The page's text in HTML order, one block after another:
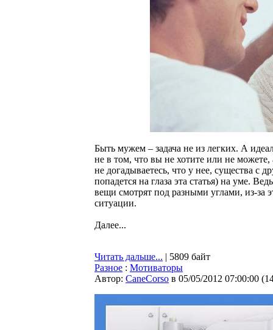
Быть мужем – задача не из легких. А
не в том, что вы не хотите или не
не догадываетесь, что у нее, существа с
попадется на глаза эта статья) на уме.
вещи смотрят под разными углами, из-за
ситуации.
Далее...
Читать дальше... | 5809 байт
Разное : Мотиваторы
Автор: CaneCorso в 05/05/2012 07:00:00 (